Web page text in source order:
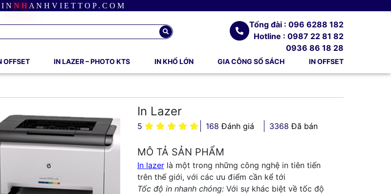
I N N H A N H V I E T T O P . C O M
Tổng đài : 096 6288 182
Hotline : 0987 22 81 82
0936 86 18 28
OFFSET IN LAZER – PHOTO KTS IN KHỔ LỚN GIA CÔNG SỔ SÁCH IN OFFSET
In Lazer
5 168Đánh giá 3368Đã bán
MÔ TẢ SẢN PHẨM
In lazerlà một trong những công nghệ in tiên tiến
trên thế giới, với các ưu điểm cần kể tới
Tốc độ in nhanh chóng:Với sự khác biệt về tốc độ